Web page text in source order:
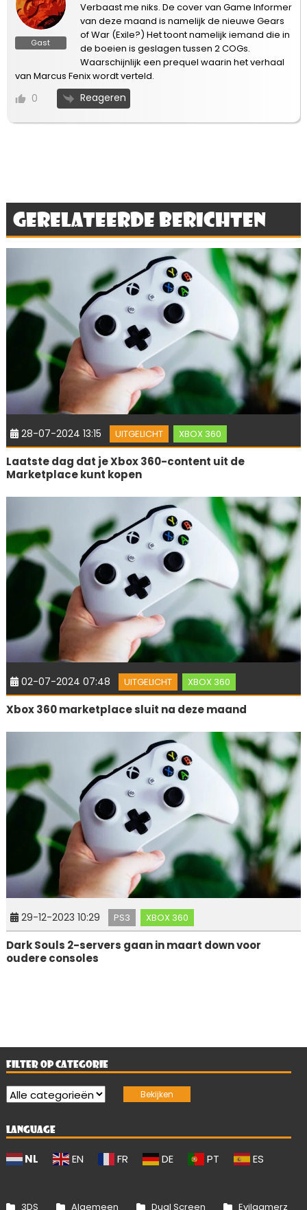
Gast
Verbaast me niks. De cover van Game Informer
van deze maand is namelijk de nieuwe Gears
of War (Exile?) Het toont namelijk iemand die in
de boeien is geslagen tussen 2 COGs.
Waarschijnlijk een prequel waarin het verhaal
van Marcus Fenix wordt verteld.
0 Reageren
Gerelateerde berichten
28-07-2024 13:15 UITGELICHT XBOX 360
Laatste dag dat je Xbox 360-content uit de
Marketplace kunt kopen
02-07-2024 07:48 UITGELICHT XBOX 360
Xbox 360 marketplace sluit na deze maand
29-12-2023 10:29 PS3 XBOX 360
Dark Souls 2-servers gaan in maart down voor
oudere consoles
FILTER OP CATEGORIE
LANGUAGE
NL EN FR DE PT ES
3DS Algemeen Dual Screen Evilgamerz